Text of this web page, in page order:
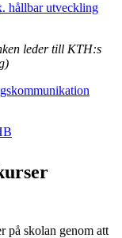
hållbar utveckling
leder till KTH:s
på skolan genom att